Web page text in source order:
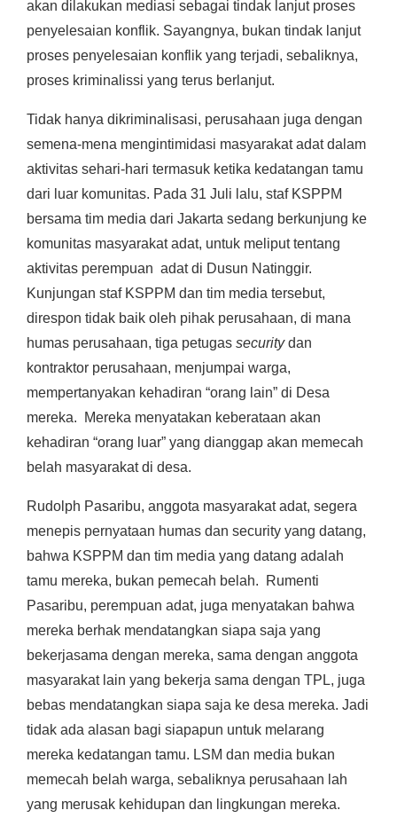
akan dilakukan mediasi sebagai tindak lanjut proses
penyelesaian konflik. Sayangnya, bukan tindak lanjut
proses penyelesaian konflik yang terjadi, sebaliknya,
proses kriminalissi yang terus berlanjut.
Tidak hanya dikriminalisasi, perusahaan juga dengan
semena-mena mengintimidasi masyarakat adat dalam
aktivitas sehari-hari termasuk ketika kedatangan tamu
dari luar komunitas. Pada 31 Juli lalu, staf KSPPM
bersama tim media dari Jakarta sedang berkunjung ke
komunitas masyarakat adat, untuk meliput tentang
aktivitas perempuan adat di Dusun Natinggir.
Kunjungan staf KSPPM dan tim media tersebut,
direspon tidak baik oleh pihak perusahaan, di mana
humas perusahaan, tiga petugas securitydan
kontraktor perusahaan, menjumpai warga,
mempertanyakan kehadiran “orang lain” di Desa
mereka. Mereka menyatakan keberataan akan
kehadiran “orang luar” yang dianggap akan memecah
belah masyarakat di desa.
Rudolph Pasaribu, anggota masyarakat adat, segera
menepis pernyataan humas dan security yang datang,
bahwa KSPPM dan tim media yang datang adalah
tamu mereka, bukan pemecah belah. Rumenti
Pasaribu, perempuan adat, juga menyatakan bahwa
mereka berhak mendatangkan siapa saja yang
bekerjasama dengan mereka, sama dengan anggota
masyarakat lain yang bekerja sama dengan TPL, juga
bebas mendatangkan siapa saja ke desa mereka. Jadi
tidak ada alasan bagi siapapun untuk melarang
mereka kedatangan tamu. LSM dan media bukan
memecah belah warga, sebaliknya perusahaan lah
yang merusak kehidupan dan lingkungan mereka.